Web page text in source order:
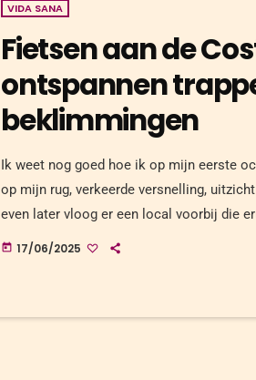
VIDA SANA
Fietsen aan de
ontspannen
beklimmingen
Ik weet nog goed hoe ik op mijn eerste
op mijn rug, verkeerde versnelling,
even later vloog er een local voorbij die
bakker. Sindsdien snap ik: fietsen aan de
today 17/06/2025